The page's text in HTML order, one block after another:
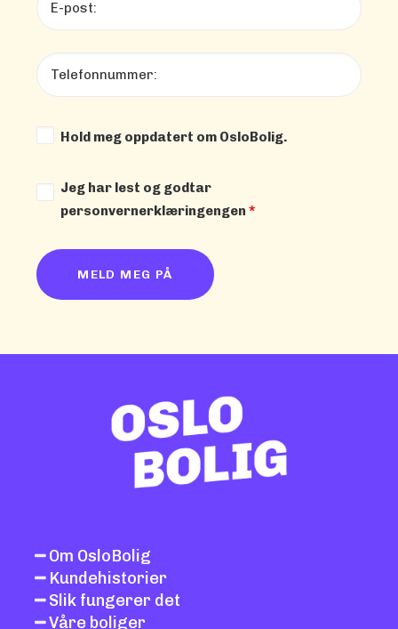
Hold meg oppdatert om OsloBolig.
Jeg har lest og godtar
personvernerklæringengen *
Om OsloBolig
Kundehistorier
Slik fungerer det
Våre boliger